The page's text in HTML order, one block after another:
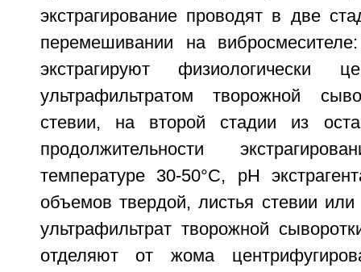
экстрагирование проводят в две
перемешивании на
экстрагируют физиологически
ультрафильтратом творожной
стевии, на второй стадии из
продолжительности
температуре 30-50°С, pH
объемов твердой, листья стевии
ультрафильтрат творожной
отделяют от жома